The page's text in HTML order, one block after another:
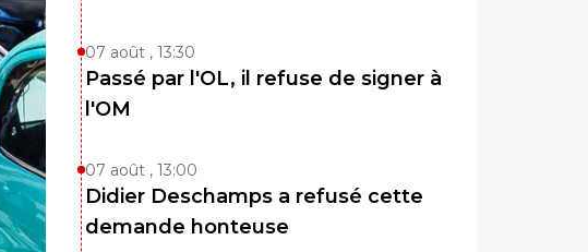
07 août , 13:30
Passé par l'OL, il refuse de signer à
l'OM
07 août , 13:00
Didier Deschamps a refusé cette
demande honteuse